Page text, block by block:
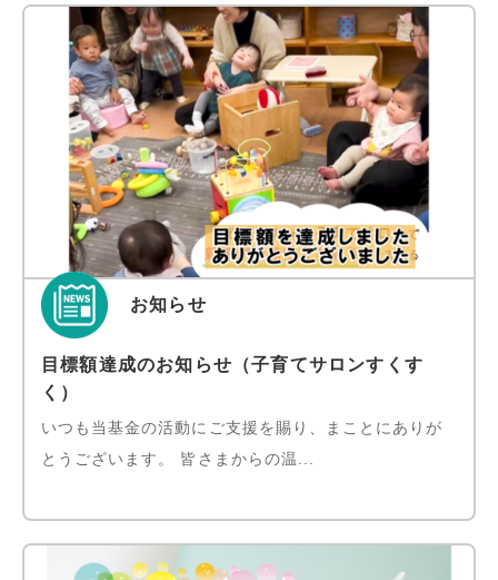
お知らせ
目標額達成のお知らせ（子育てサロンすくす
く）
いつも当基金の活動にご支援を賜り、まことにありが
とうございます。 皆さまからの温...